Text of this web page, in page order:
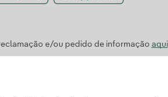
e/ou pedido de informação aqui